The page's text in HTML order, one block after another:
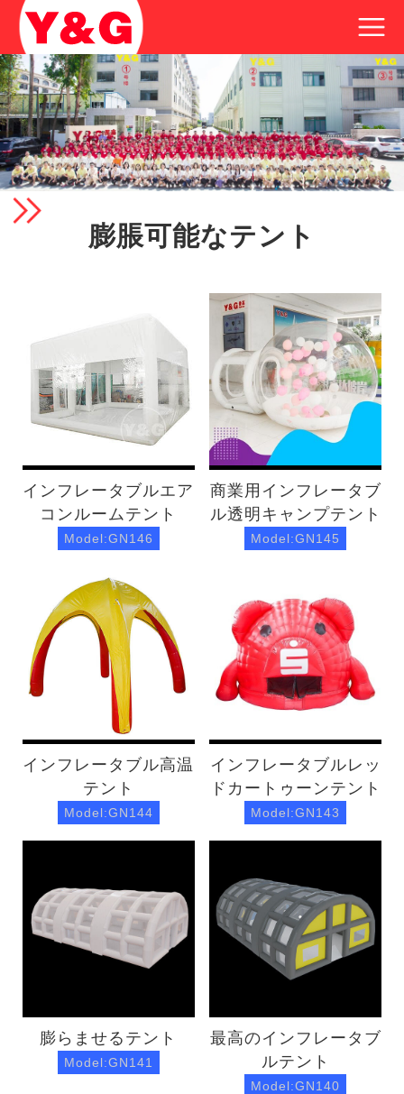
膨脹可能なテント
インフレータブルエア
コンルームテント
Model:GN146
商業用インフレータブ
ル透明キャンプテント
Model:GN145
インフレータブル高温
テント
Model:GN144
インフレータブルレッ
ドカートゥーンテント
Model:GN143
膨らませるテント
Model:GN141
最高のインフレータブ
ルテント
Model:GN140